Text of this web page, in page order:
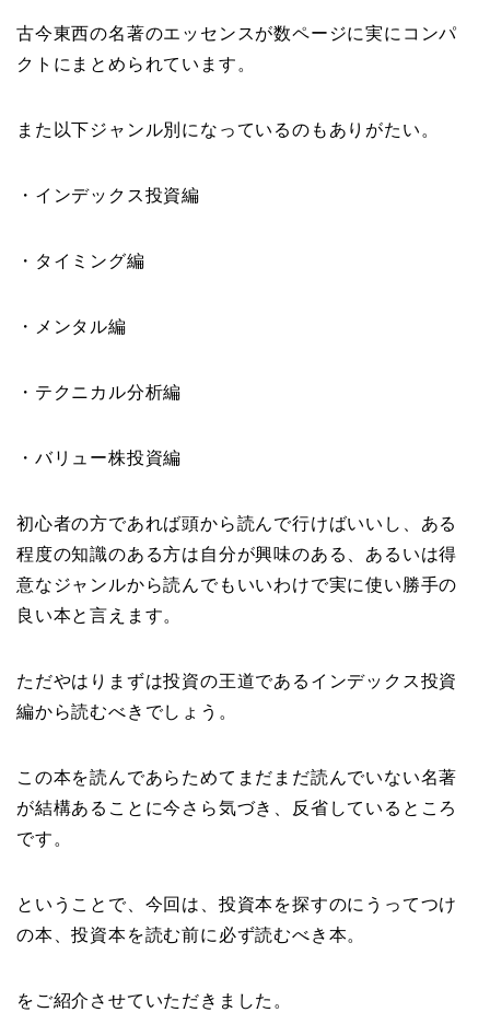
古今東西の名著のエッセンスが数ページに実にコンパ
クトにまとめられています。
また以下ジャンル別になっているのもありがたい。
・インデックス投資編
・タイミング編
・メンタル編
・テクニカル分析編
・バリュー株投資編
初心者の方であれば頭から読んで行けばいいし、ある
程度の知識のある方は自分が興味のある、あるいは得
意なジャンルから読んでもいいわけで実に使い勝手の
良い本と言えます。
ただやはりまずは投資の王道であるインデックス投資
編から読むべきでしょう。
この本を読んであらためてまだまだ読んでいない名著
が結構あることに今さら気づき、反省しているところ
です。
ということで、今回は、投資本を探すのにうってつけ
の本、投資本を読む前に必ず読むべき本。
をご紹介させていただきました。